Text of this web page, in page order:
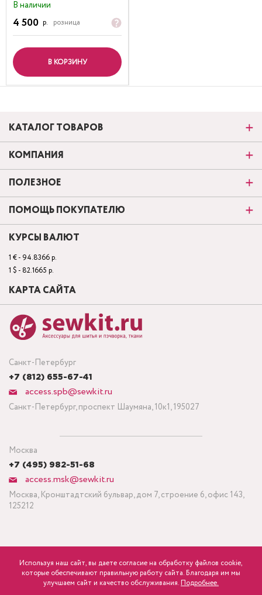
4 500 р. розница
В наличии
4 500 р. розница
В КОРЗИНУ
Санкт-Петербург
+7 (812) 655-67-41
access.spb@sewkit.ru
Санкт-Петербург, проспект Шаумяна, 10к1, 195027
Москва
+7 (495) 982-51-68
access.msk@sewkit.ru
Москва, Кронштадтский бульвар, дом 7, строение 6, офис 143,
125212
КАТАЛОГ ТОВАРОВ
КОМПАНИЯ
ПОЛЕЗНОЕ
ПОМОЩЬ ПОКУПАТЕЛЮ
КУРСЫ ВАЛЮТ
1 € - 94.8366 р.
1 $ - 82.1665 р.
КАРТА САЙТА
ПОДПИСАТЬСЯ НА НОВОСТИ
Используя наш сайт, вы даете согласие на обработку файлов cookie,
которые обеспечивают правильную работу сайта. Благодаря им мы
улучшаем сайт и качество обслуживания. Подробнее.